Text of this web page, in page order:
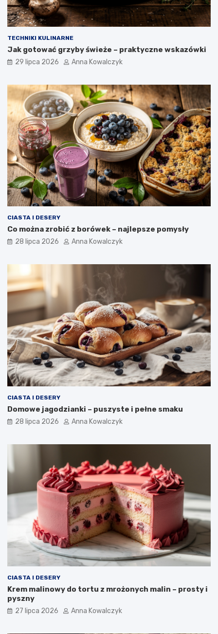
TECHNIKI KULINARNE
Jak gotować grzyby świeże – praktyczne wskazówki
29 lipca 2026 Anna Kowalczyk
CIASTA I DESERY
Co można zrobić z borówek – najlepsze pomysły
28 lipca 2026 Anna Kowalczyk
CIASTA I DESERY
Domowe jagodzianki – puszyste i pełne smaku
28 lipca 2026 Anna Kowalczyk
CIASTA I DESERY
Krem malinowy do tortu z mrożonych malin – prosty i
pyszny
27 lipca 2026 Anna Kowalczyk